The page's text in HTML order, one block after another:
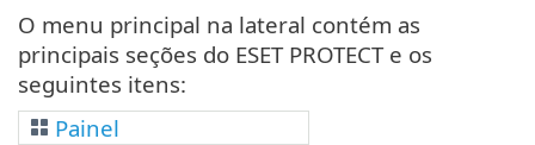
O menu principal na lateral contém as
principais seções do ESET PROTECT e os
seguintes itens:
Painel